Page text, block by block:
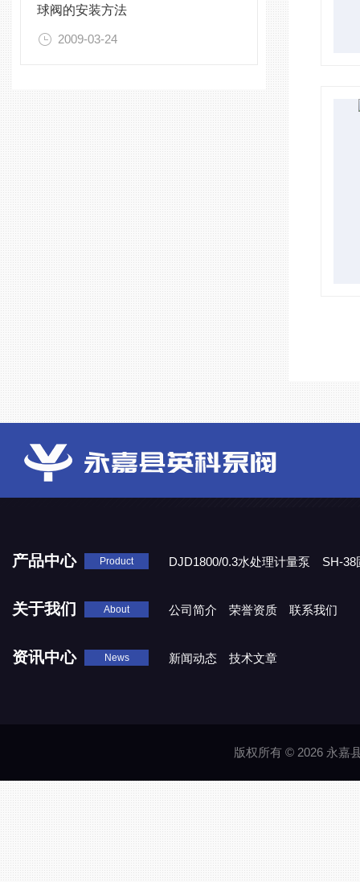
球阀的安装方法
2009-03-24
产品中心 Product DJD1800/0.3水处理计量泵
SH-38
关于我们 About 公司简介 荣誉资质 联系我们
资讯中心 News 新闻动态 技术文章
版权所有 © 2026 永嘉